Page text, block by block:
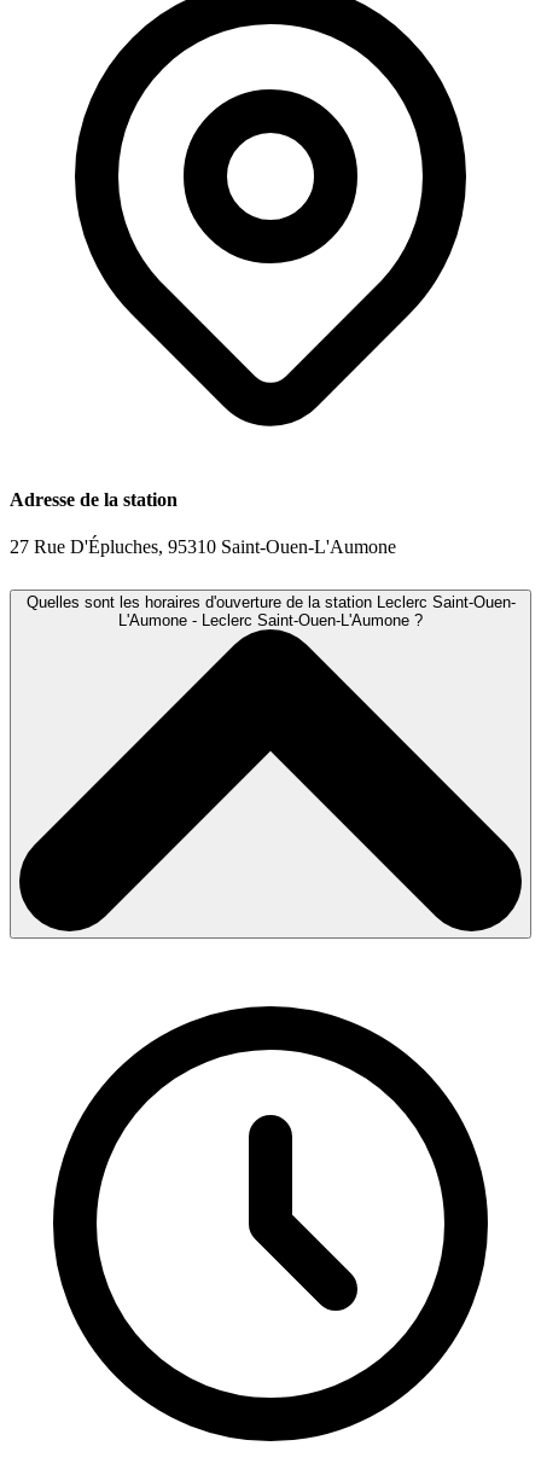
Adresse de la station
27 Rue D'Épluches, 95310 Saint-Ouen-L'Aumone
Quelles sont les horaires d'ouverture de la station Leclerc Saint-Ouen-
L'Aumone - Leclerc Saint-Ouen-L'Aumone ?